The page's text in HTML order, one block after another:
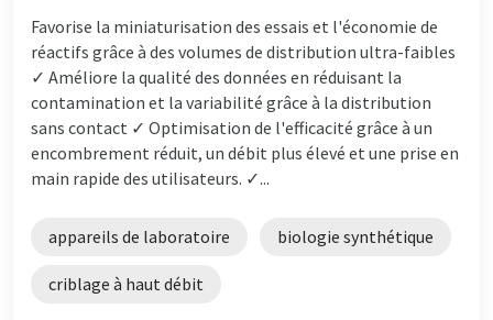
Favorise la miniaturisation des essais et l'économie de
réactifs grâce à des volumes de distribution ultra-faibles
✓ Améliore la qualité des données en réduisant la
contamination et la variabilité grâce à la distribution
sans contact ✓ Optimisation de l'efficacité grâce à un
encombrement réduit, un débit plus élevé et une prise en
main rapide des utilisateurs. ✓...
appareils de laboratoire biologie synthétique
criblage à haut débit